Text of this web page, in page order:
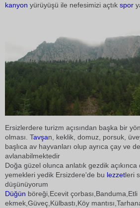
kanyon yürüyüşü ile nefesimizi açtık spor
Ersizlerdere turizm açısından başka bir
olması. Tavşan, keklik, domuz, porsuk,
başlıca av hayvanları olup ayrıca çay ve
avlanabilmektedir
Doğa güzel olunca anlatık gezdik
yemekleri yedik Ersizdere'de bu lezzetleri
düşünüyorum
Düğün böreği,Ecevit çorbası,Banduma,Etli
ekmek,Güveç,Külbastı,Köy